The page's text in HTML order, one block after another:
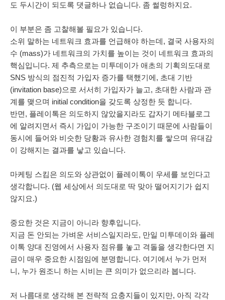
도 두시간이 되도록 댓글하나 없습니다. 좀 썰렁하지요.
이 부분은 좀 고찰해볼 필요가 있습니다.
소위 말하는 네트워크 효과를 언급해야 하는데, 결국 사용자의
수 (mass)가 네트워크의 가치를 높이는 것이 네트워크 효과의
핵심입니다. 제 추측으로는 미투데이가 애초의 기획의도대로
SNS 방식의 점진적 가입자 증가를 택했기에, 초대 기반
(invitation base)으로 서서히 가입자가 늘고, 초대한 사람과 관
계를 맺으며 initial condition을 갖도록 상정한 듯 합니다.
반면, 플레이톡은 의도하지 않았을지라도 갑자기 메타블로그
에 알려지면서 즉시 가입이 가능한 구조이기 때문에 사람들이
동시에 들어와 비슷한 당황과 유사한 경험치를 쌓으며 유대감
이 강해지는 결과를 낳고 있습니다.
마케팅 스킴은 의도와 상관없이 플레이톡이 우세를 보인다고
생각합니다. (웹 세상에서 의도대로 딱 맞아 떨어지기가 쉽지
않지요.)
중요한 것은 지금이 아니라 향후입니다.
지금 돈 안되는 가벼운 서비스일지라도, 만일 미투데이와 플레
이톡 양대 진영에서 사용자 점유를 놓고 격돌을 생각한다면 지
금이 매우 중요한 시점임에 분명합니다. 여기에서 누가 먼저
니, 누가 원조니 하는 시비는 큰 의미가 없으리라 봅니다.
저 나름대로 생각해 본 전략적 요충지들이 있지만, 아직 각각